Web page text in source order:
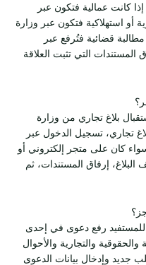
كانت عمالية فتكون عبر
أو استهلاكية فتكون عبر وزارة
قضائية فتُرفع عبر
التي تثبت العلاقة
بلاغ تجاري من وزارة
تجاري، تسجيل الدخول عبر
سواء كان على متجر إلكتروني أو
إرفاق المستندات، ثم
رفع دعوى في إحدى
والحقوقية والتجارية والأحوال
جديد وإدخال بيانات الدعوى